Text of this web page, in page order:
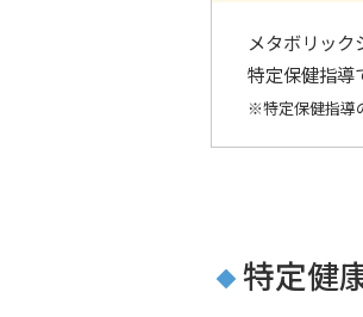
メタボリッ
特定保健指導
※特定保健指導
特定健